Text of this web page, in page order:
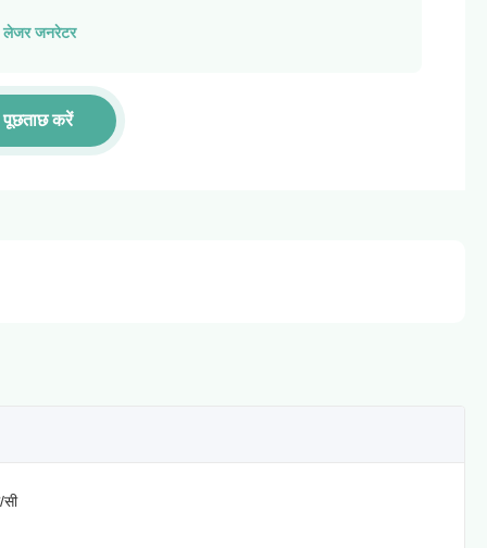
लेजर जनरेटर
पूछताछ करें
सी